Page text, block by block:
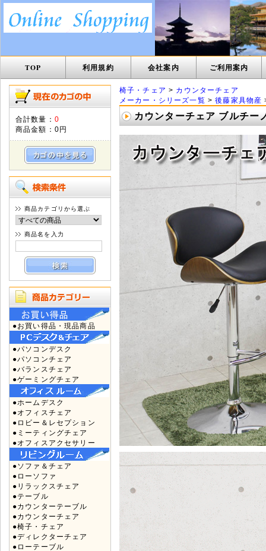
TOP 利用規約 会社案内 ご利用案内
合計数量： 0
商品金額： 0円
商品カテゴリから選ぶ
商品名を入力
●お買い得品・現品商品
●パソコンデスク
●パソコンチェア
●バランスチェア
●ゲーミングチェア
●ホームデスク
●オフィスチェア
●ロビー＆レセプション
●ミーティングチェア
●オフィスアクセサリー
●ソファ＆チェア
●ローソファ
●リラックスチェア
●テーブル
●カウンターテーブル
●カウンターチェア
●椅子・チェア
●ディレクターチェア
●ローテーブル
椅子・チェア > カウンターチェア
メーカー・シリーズ一覧 >後藤家具物産
カウンターチェア ブルチー